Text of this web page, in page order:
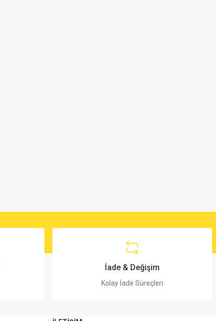
İade & Değişim
Kolay İade Süreçleri